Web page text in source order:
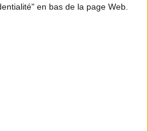
en bas de la page Web.